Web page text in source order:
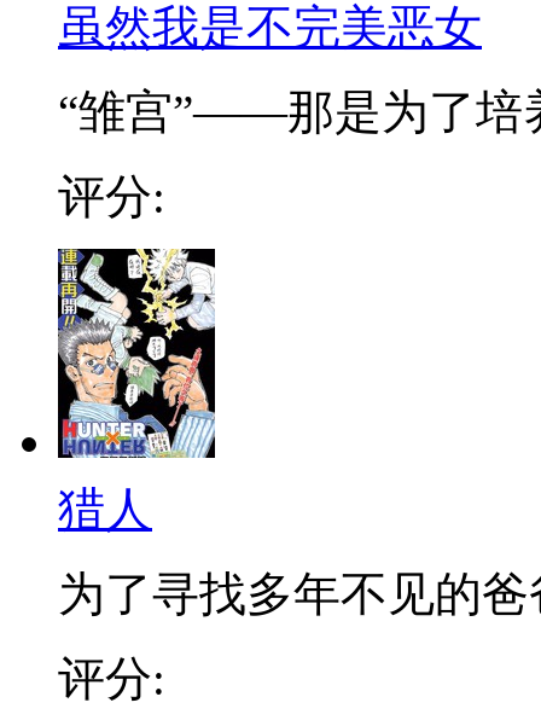
虽然我是不完美恶女
“雏宫”——那是为了培
评分:
猎人
为了寻找多年不见的爸
评分: